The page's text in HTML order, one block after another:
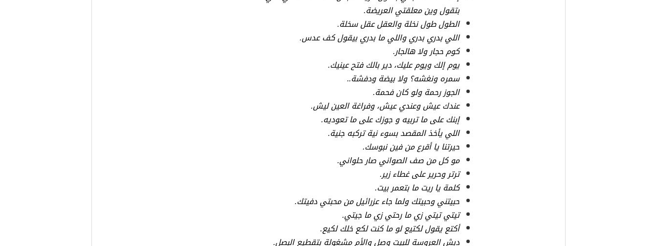
بتقول وين معلقتي العريضة.
الطول طول نخلة والعقل عقل سخلة.
اللي بدري بدري واللي ما بدري بيقول كف عدس.
كوم حجار ولا هالجار.
يوم إلك ويوم عليك، دير بالك فتح عينيك.
سمره ونغشه؟ ولا بيضة ودفشة..
الجوز رحمة ولو كان فحمة.
عندك عيش وعندي عيش، وفراغة العين ليش.
إبنك على ما تربيه و جوزك على ما تعوديه.
اللي يأخذ المقصد بسوء نية تركبه جنية.
حيرتنا يا أقرع من فين نبوسك.
مو كل من صف الصواني صار حلواني.
ترتر وحرير على غطاء زير.
كلمة يا ريت ما بتعمر بيت.
حبيتني وحبيتك ولما جاء عزرائيل من محبتي دفيتك.
تيتي تيتي زي ما رحتي زي ما جيتي.
أكتع يقول لكتيع لو ما كنت لكع خلك لكيع.
دبش العروسة للبيت وصل والأم مشغولة بتقطيع البصل.